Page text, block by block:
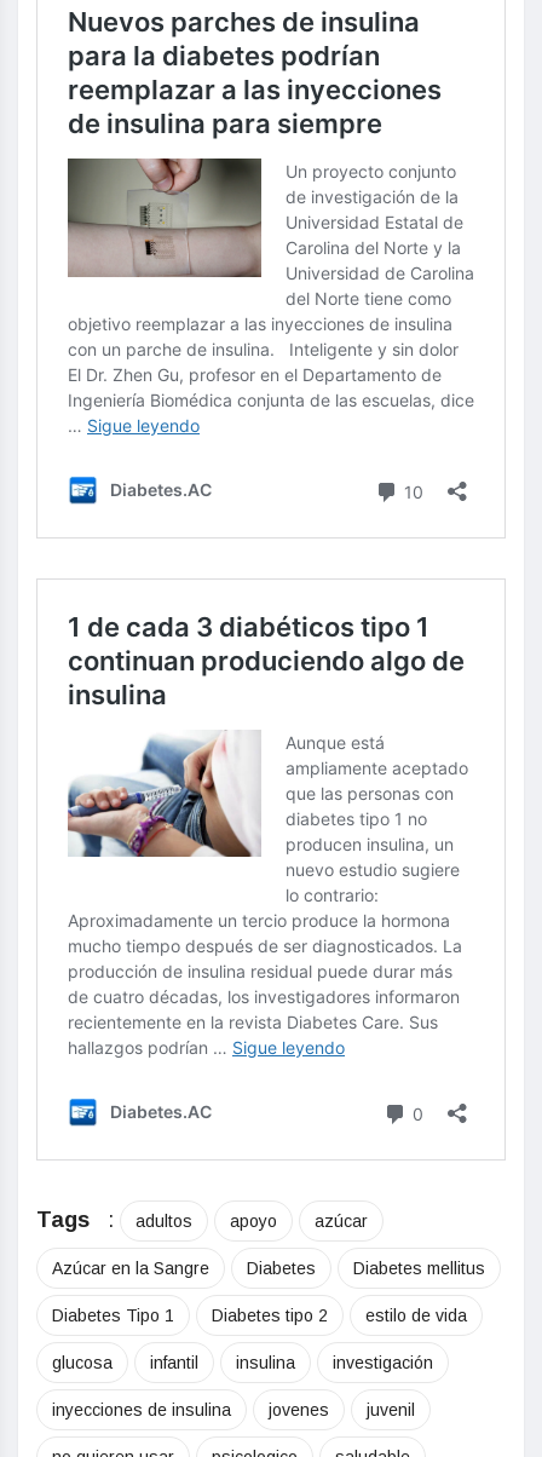
Tags : adultos apoyo azúcar
Azúcar en la Sangre Diabetes Diabetes mellitus
Diabetes Tipo 1 Diabetes tipo 2 estilo de vida
glucosa infantil insulina investigación
inyecciones de insulina jovenes juvenil